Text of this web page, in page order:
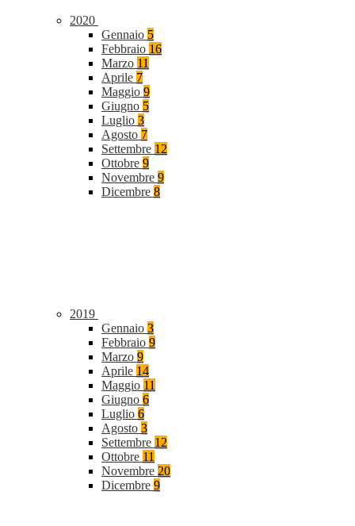
2020
Gennaio 5
Febbraio 16
Marzo 11
Aprile 7
Maggio 9
Giugno 5
Luglio 3
Agosto 7
Settembre 12
Ottobre 9
Novembre 9
Dicembre 8
2019
Gennaio 3
Febbraio 9
Marzo 9
Aprile 14
Maggio 11
Giugno 6
Luglio 6
Agosto 3
Settembre 12
Ottobre 11
Novembre 20
Dicembre 9